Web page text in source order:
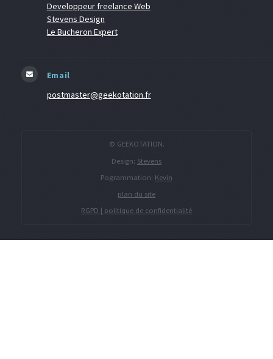
Developpeur freelance Web
Stevens Design
Le Bucheron Expert
Email
postmaster@geekotation.fr
© GEEKOTATION.
Design: Stevens
Pogrammation: Kevin
plan du site
RGPD | politique de confidentialité